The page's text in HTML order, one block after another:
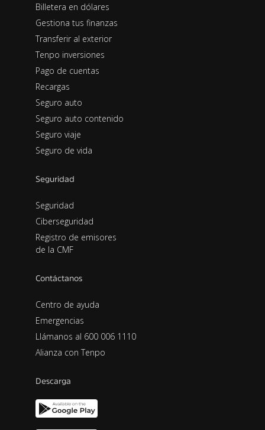
Billetera en dólares
Gestiona tus finanzas
Transferir al exterior
Tenpo inversiones
Pago de cuentas
Recargas
Seguro auto
Seguro auto contenido
Seguro viaje
Seguro de vida
Seguridad
Seguridad
Ciberseguridad
Registro de emisores
de la CMF
Contáctanos
Centro de ayuda
Emergencias
Llámanos al 600 006 1110
Alianza con Tenpo
Descarga